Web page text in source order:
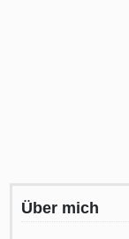
Über mich